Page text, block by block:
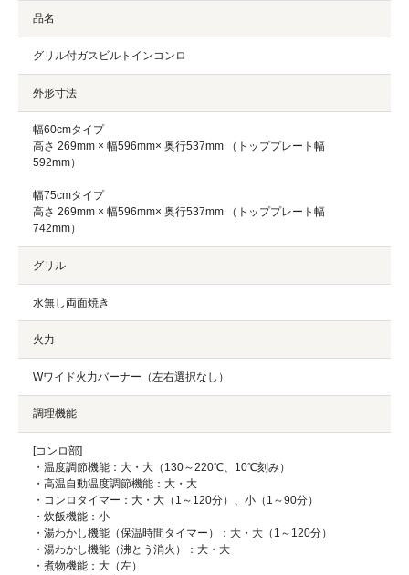
品名
グリル付ガスビルトインコンロ
外形寸法
幅60cmタイプ
高さ 269mm × 幅596mm× 奥行537mm （トッププレート幅
592mm）
幅75cmタイプ
高さ 269mm × 幅596mm× 奥行537mm （トッププレート幅
742mm）
グリル
水無し両面焼き
火力
Wワイド火力バーナー（左右選択なし）
調理機能
[コンロ部]
・温度調節機能：大・大（130～220℃、10℃刻み）
・高温自動温度調節機能：大・大
・コンロタイマー：大・大（1～120分）、小（1～90分）
・炊飯機能：小
・湯わかし機能（保温時間タイマー）：大・大（1～120分）
・湯わかし機能（沸とう消火）：大・大
・煮物機能：大（左）